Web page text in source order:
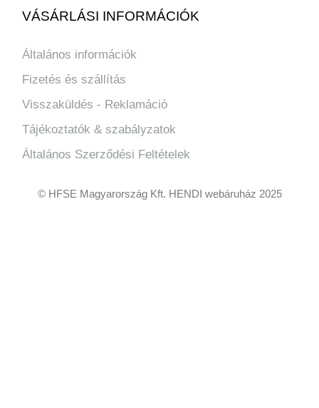
VÁSÁRLÁSI INFORMÁCIÓK
Általános információk
Fizetés és szállítás
Visszaküldés - Reklamáció
Tájékoztatók & szabályzatok
Általános Szerződési Feltételek
© HFSE Magyarország Kft. HENDI webáruház 2025